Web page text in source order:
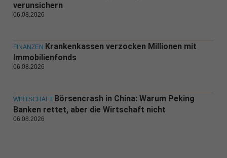
verunsichern
06.08.2026
FINANZEN Krankenkassen verzocken Millionen mit
Immobilienfonds
06.08.2026
WIRTSCHAFT Börsencrash in China: Warum Peking
Banken rettet, aber die Wirtschaft nicht
06.08.2026